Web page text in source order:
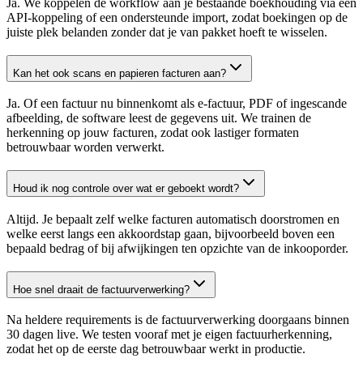
Ja. We koppelen de workflow aan je bestaande boekhouding via een
API-koppeling of een ondersteunde import, zodat boekingen op de
juiste plek belanden zonder dat je van pakket hoeft te wisselen.
Kan het ook scans en papieren facturen aan?
Ja. Of een factuur nu binnenkomt als e-factuur, PDF of ingescande
afbeelding, de software leest de gegevens uit. We trainen de
herkenning op jouw facturen, zodat ook lastiger formaten
betrouwbaar worden verwerkt.
Houd ik nog controle over wat er geboekt wordt?
Altijd. Je bepaalt zelf welke facturen automatisch doorstromen en
welke eerst langs een akkoordstap gaan, bijvoorbeeld boven een
bepaald bedrag of bij afwijkingen ten opzichte van de inkooporder.
Hoe snel draait de factuurverwerking?
Na heldere requirements is de factuurverwerking doorgaans binnen
30 dagen live. We testen vooraf met je eigen factuurherkenning,
zodat het op de eerste dag betrouwbaar werkt in productie.